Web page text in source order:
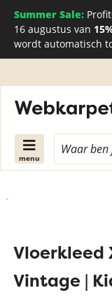
Summer Sale:
16 augustus van
wordt automatisch
menu
Vloerkleed
Vintage |